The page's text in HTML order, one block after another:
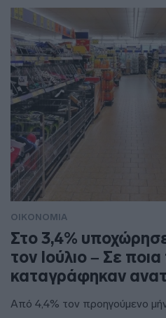
ΟΙΚΟΝΟΜΙΑ
Στο 3,4%
τον Ιούλιο – Σε
καταγράφηκαν
Από 4,4% τον προηγούμενο